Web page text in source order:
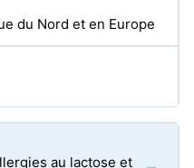
du Nord et en Europe
au lactose et